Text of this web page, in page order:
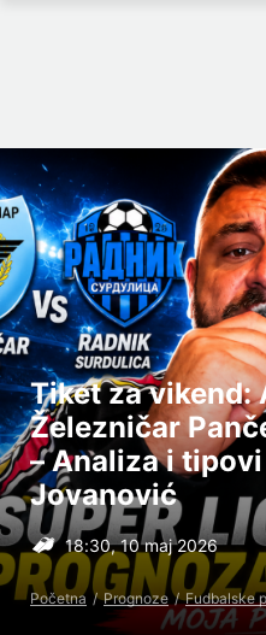
Tiket za vikend:
Železničar
– Analiza i tipovi
Jovanović
18:30, 10 maj 2026
Početna Prognoze Fudbalske